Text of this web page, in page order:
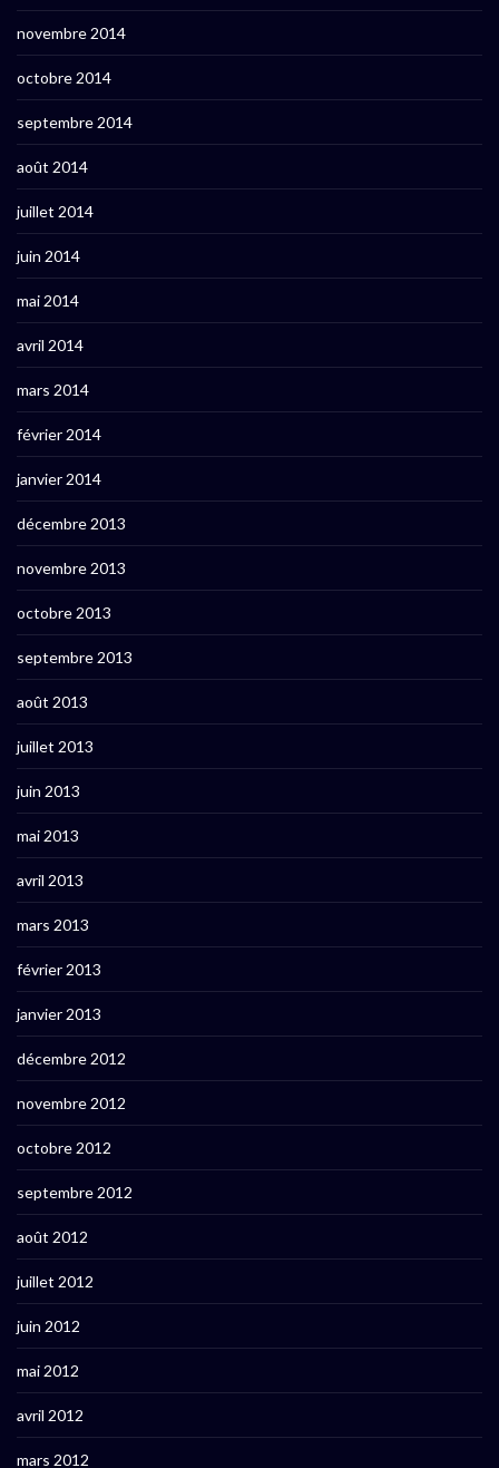
novembre 2014
octobre 2014
septembre 2014
août 2014
juillet 2014
juin 2014
mai 2014
avril 2014
mars 2014
février 2014
janvier 2014
décembre 2013
novembre 2013
octobre 2013
septembre 2013
août 2013
juillet 2013
juin 2013
mai 2013
avril 2013
mars 2013
février 2013
janvier 2013
décembre 2012
novembre 2012
octobre 2012
septembre 2012
août 2012
juillet 2012
juin 2012
mai 2012
avril 2012
mars 2012